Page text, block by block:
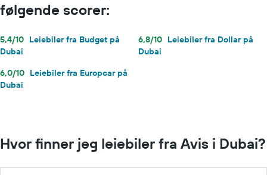
følgende scorer:
5,4/10 Leiebiler fra Budget på
Dubai
6,8/10 Leiebiler fra Dollar på
Dubai
6,0/10 Leiebiler fra Europcar på
Dubai
Hvor finner jeg leiebiler fra Avis i Dubai?